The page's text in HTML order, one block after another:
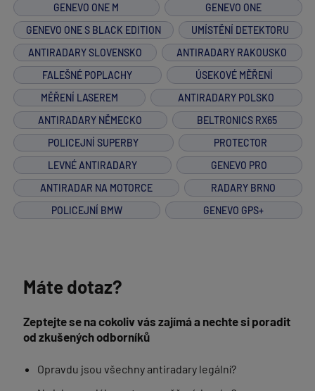
GENEVO ONE M
GENEVO ONE
GENEVO ONE S BLACK EDITION
UMÍSTĚNÍ DETEKTORU
ANTIRADARY SLOVENSKO
ANTIRADARY RAKOUSKO
FALEŠNÉ POPLACHY
ÚSEKOVÉ MĚŘENÍ
MĚŘENÍ LASEREM
ANTIRADARY POLSKO
ANTIRADARY NĚMECKO
BELTRONICS RX65
POLICEJNÍ SUPERBY
PROTECTOR
LEVNÉ ANTIRADARY
GENEVO PRO
ANTIRADAR NA MOTORCE
RADARY BRNO
POLICEJNÍ BMW
GENEVO GPS+
Máte dotaz?
Zeptejte se na cokoliv vás zajímá a nechte si poradit
od zkušených odborníků
Opravdu jsou všechny antiradary legální?